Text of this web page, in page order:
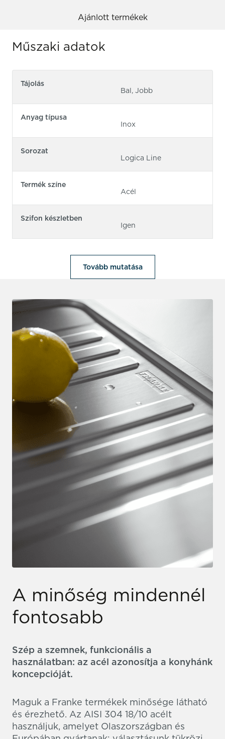
Ajánlott termékek
Műszaki adatok
Tájolás
Bal, Jobb
Anyag típusa
Inox
Sorozat
Logica Line
Termék színe
Acél
Szifon készletben
Igen
Tovább mutatása
A minőség mindennél
fontosabb
Szép a szemnek, funkcionális a
használatban: az acél azonosítja a konyhánk
koncepcióját.
Maguk a Franke termékek minősége látható
és érezhető. Az AISI 304 18/10 acélt
használjuk, amelyet Olaszországban és